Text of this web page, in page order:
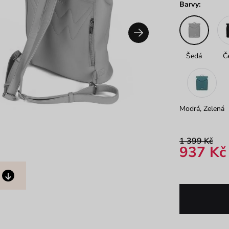
Barvy:
Šedá
Modrá, Zelená
1 399 Kč
937 Kč